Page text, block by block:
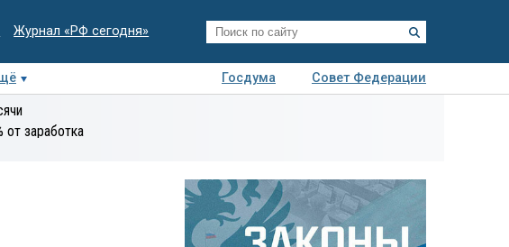
Журнал «РФ сегодня»
Госдума
Совет Федерации
экспертиза
заработка